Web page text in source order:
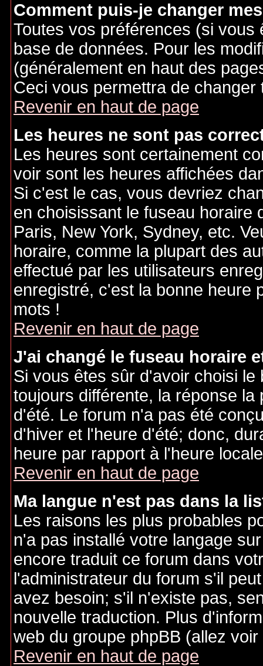
Comment puis-je changer
Toutes vos préférences (si
base de données. Pour les
(généralement en haut des
Ceci vous permettra de
Revenir en haut de page
Les heures ne sont pas
Les heures sont certainement
voir sont les heures affichées
Si c'est le cas, vous devriez
en choisissant le fuseau horaire
Paris, New York, Sydney, etc.
horaire, comme la plupart des
effectué par les utilisateurs
enregistré, c'est la bonne heure
mots !
Revenir en haut de page
J'ai changé le fuseau horaire
Si vous êtes sûr d'avoir choisi
toujours différente, la réponse
d'été. Le forum n'a pas été
d'hiver et l'heure d'été; donc,
heure par rapport à l'heure
Revenir en haut de page
Ma langue n'est pas dans la
Les raisons les plus probables
n'a pas installé votre langage
encore traduit ce forum dans
l'administrateur du forum s'il
avez besoin; s'il n'existe pas,
nouvelle traduction. Plus
web du groupe phpBB (allez
Revenir en haut de page